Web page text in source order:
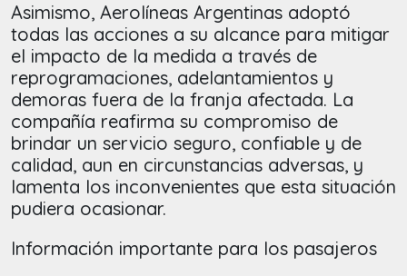
Asimismo, Aerolíneas Argentinas adoptó
todas las acciones a su alcance para mitigar
el impacto de la medida a través de
reprogramaciones, adelantamientos y
demoras fuera de la franja afectada. La
compañía reafirma su compromiso de
brindar un servicio seguro, confiable y de
calidad, aun en circunstancias adversas, y
lamenta los inconvenientes que esta situación
pudiera ocasionar.
Información importante para los pasajeros